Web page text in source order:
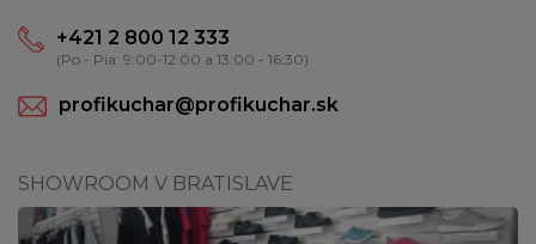
+421 2 800 12 333
(Po - Pia: 9:00-12:00 a 13:00 - 16:30)
profikuchar@profikuchar.sk
SHOWROOM V BRATISLAVE